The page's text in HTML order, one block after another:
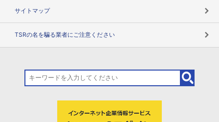
サイトマップ
TSRの名を騙る業者にご注意ください